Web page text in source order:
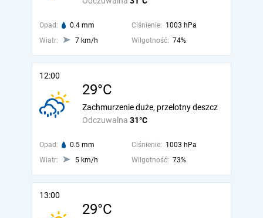
Opad: 0.4 mm Ciśnienie: 1003 hPa
Wiatr:
7 km/h Wilgotność: 74%
12:00
29°C
Odczuwalna 31°C
Zachmurzenie duże, przelotny deszcz
Opad: 0.5 mm Ciśnienie: 1003 hPa
Wiatr:
5 km/h Wilgotność: 73%
13:00
29°C